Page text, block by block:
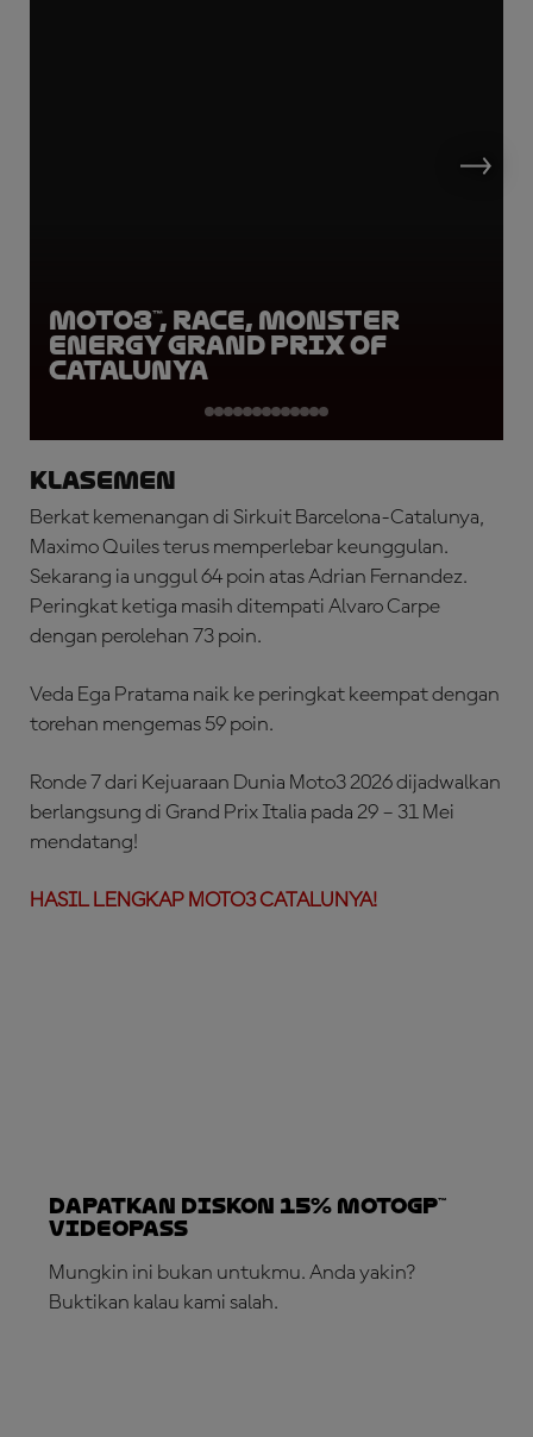
Moto3™, Race, Monster
Energy Grand Prix of
Catalunya
Klasemen
Berkat kemenangan di Sirkuit Barcelona-Catalunya,
Maximo Quiles terus memperlebar keunggulan.
Sekarang ia unggul 64 poin atas Adrian Fernandez.
Peringkat ketiga masih ditempati Alvaro Carpe
dengan perolehan 73 poin.
Veda Ega Pratama naik ke peringkat keempat dengan
torehan mengemas 59 poin.
Ronde 7 dari Kejuaraan Dunia Moto3 2026 dijadwalkan
berlangsung di Grand Prix Italia pada 29 – 31 Mei
mendatang!
HASIL LENGKAP MOTO3 CATALUNYA!
Dapatkan Diskon 15% MotoGP™
VideoPass
Mungkin ini bukan untukmu. Anda yakin?
Buktikan kalau kami salah.